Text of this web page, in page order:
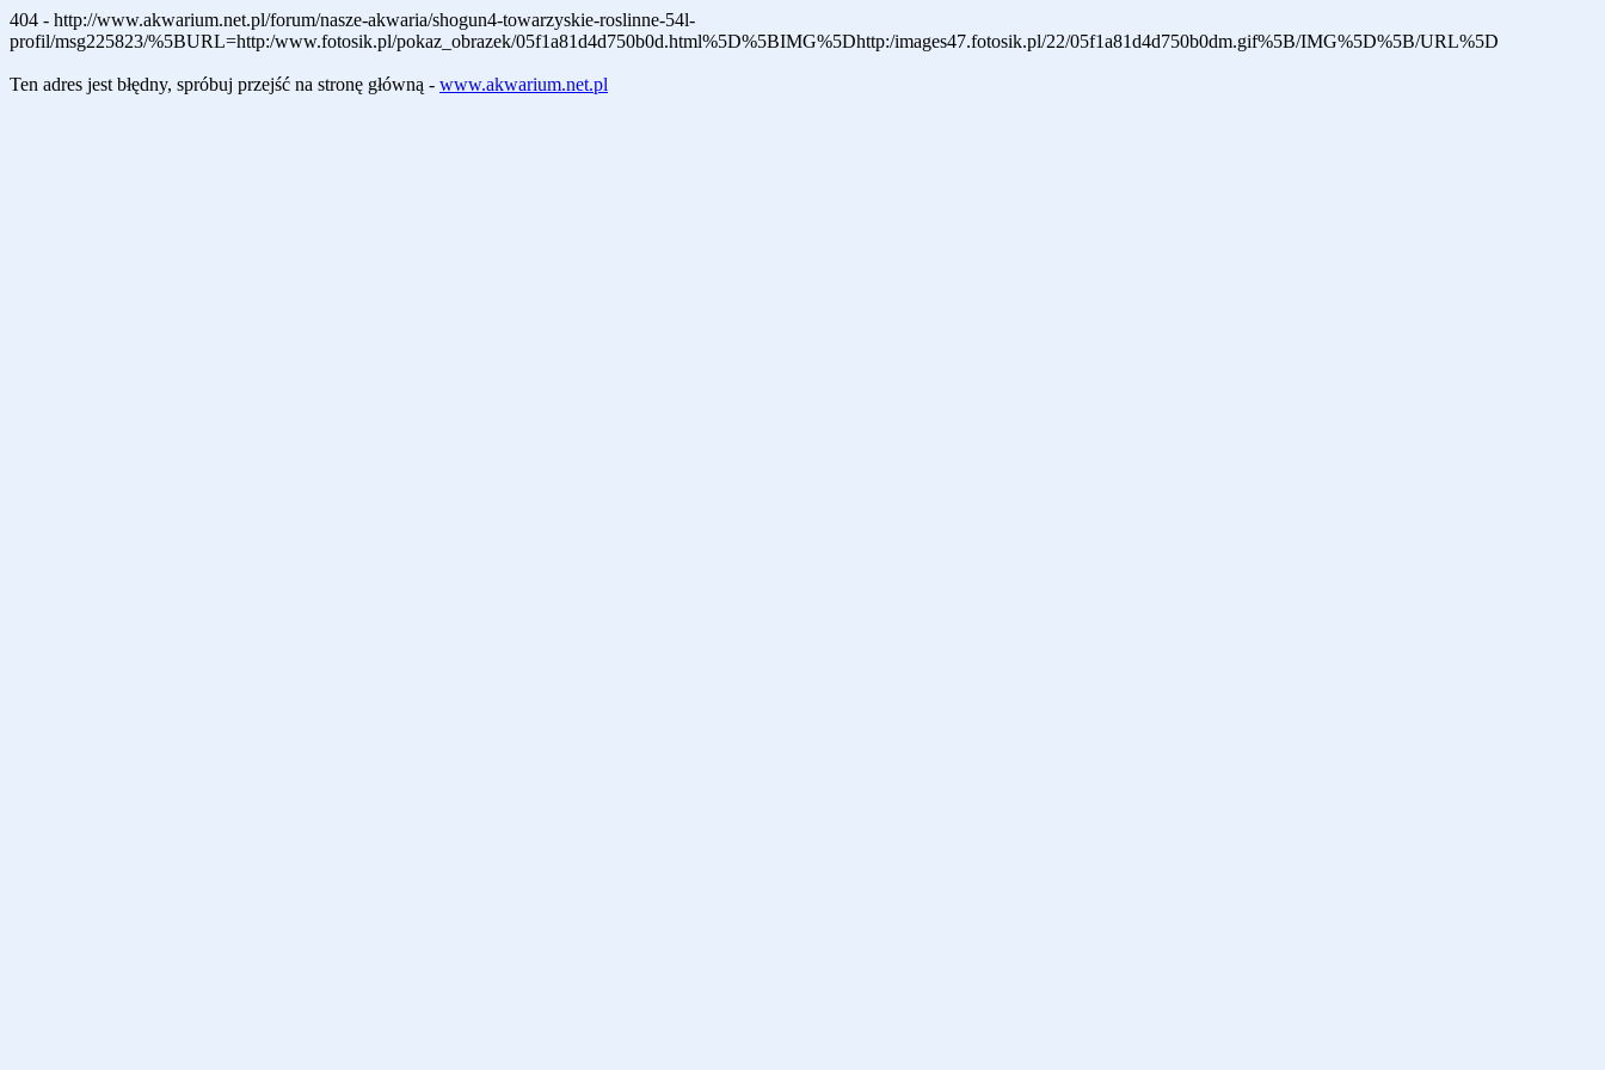
404 - http://www.akwarium.net.pl/forum/nasze-akwaria/shogun4-towarzyskie-roslinne-54l-
profil/msg225823/%5BURL=http:/www.fotosik.pl/pokaz_obrazek/05f1a81d4d750b0d.html%5D%5BIMG%5Dhttp:/images47.fotosik.pl/22/05f1a81d4d750b0dm.gif%5B/IMG%5D%5B/URL%5D
Ten adres jest błędny, spróbuj przejść na stronę główną - www.akwarium.net.pl